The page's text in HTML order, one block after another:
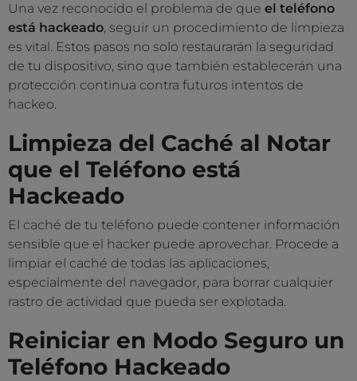
Una vez reconocido el problema de que el teléfono
está hackeado, seguir un procedimiento de limpieza
es vital. Estos pasos no solo restaurarán la seguridad
de tu dispositivo, sino que también establecerán una
protección continua contra futuros intentos de
hackeo.
Limpieza del Caché al Notar
que el Teléfono está
Hackeado
El caché de tu teléfono puede contener información
sensible que el hacker puede aprovechar. Procede a
limpiar el caché de todas las aplicaciones,
especialmente del navegador, para borrar cualquier
rastro de actividad que pueda ser explotada.
Reiniciar en Modo Seguro un
Teléfono Hackeado